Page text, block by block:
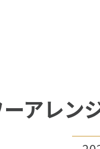
アレン